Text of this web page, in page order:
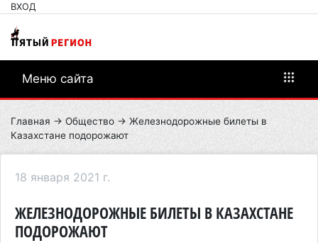
ВХОД
Меню сайта
Главная → Общество → Железнодорожные билеты в
Казахстане подорожают
18 января 2021 г.
ЖЕЛЕЗНОДОРОЖНЫЕ БИЛЕТЫ В КАЗАХСТАНЕ
ПОДОРОЖАЮТ